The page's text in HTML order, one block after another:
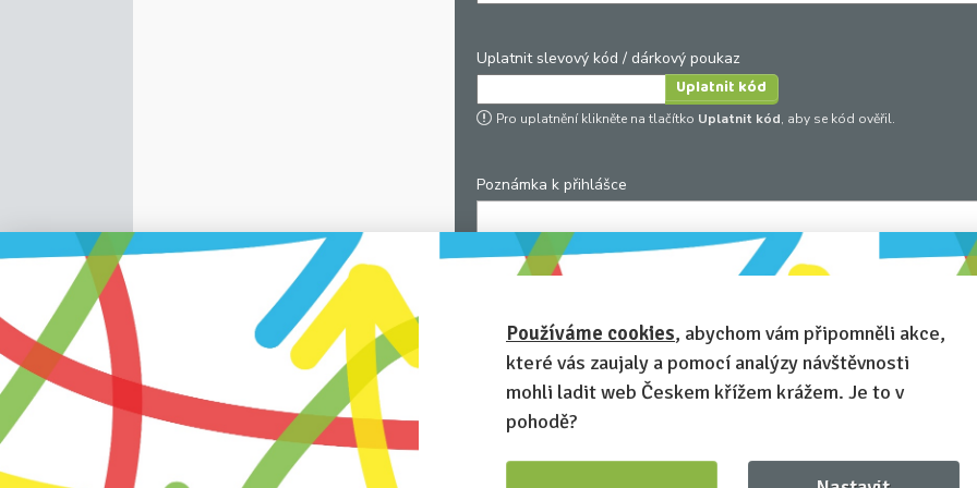
Uplatnit slevový kód / dárkový poukaz
Pro uplatnění klikněte na tlačítko Uplatnit kód, aby se kód ověřil.
Poznámka k přihlášce
Anonymní profil– odesláním přihlášky se automaticky vytvoří váš
profil na Českem křížem krážem. Zatrhněte tuto volbu a profil bude
Chci dostávat newsletter Českem křížem krážem
Používáme cookies, abychom vám připomněli akce,
které vás zaujaly a pomocí analýzy návštěvnosti
mohli ladit web Českem křížem krážem. Je to v
pohodě?